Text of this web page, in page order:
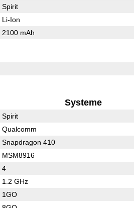
Spirit
Li-Ion
2100 mAh
Systeme
Spirit
Qualcomm
Snapdragon 410
MSM8916
4
1.2 GHz
1GO